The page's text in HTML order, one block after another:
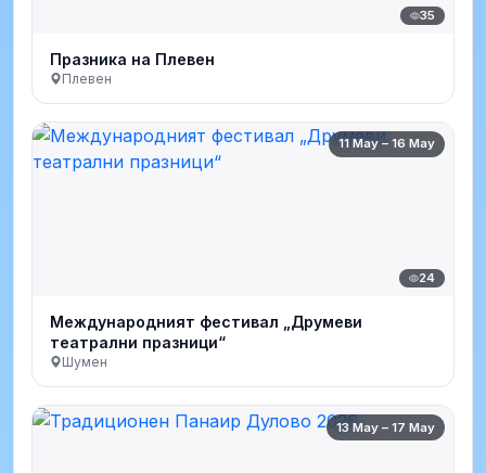
35
Празника на Плевен
Плевен
11 May – 16 May
24
Международният фестивал „Друмеви
театрални празници“
Шумен
13 May – 17 May